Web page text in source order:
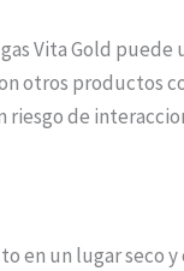
Vita Gold puede
otros productos
riesgo de
en un lugar seco y